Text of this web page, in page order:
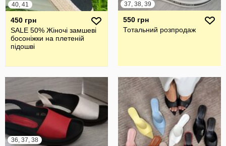
40, 41
450 грн
SALE 50% Жіночі замшеві
босоніжки на плетеній
підошві
37, 38, 39
550 грн
Тотальний розпродаж
36, 37, 38